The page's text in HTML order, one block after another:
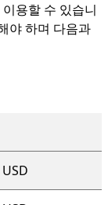
용할 수 있습니
야 하며 다음과